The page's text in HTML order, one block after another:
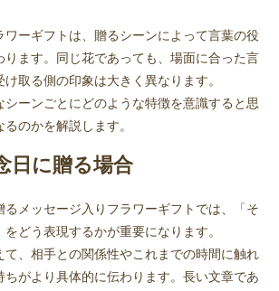
ワーギフトは、贈るシーンによって言葉の役
ります。同じ花であっても、場面に合った言
取る側の印象は大きく異なります。
シーンごとにどのような特徴を意識すると思
のかを解説します。
日に贈る場合
るメッセージ入りフラワーギフトでは、「そ
どう表現するかが重要になります。
て、相手との関係性やこれまでの時間に触れ
ちがより具体的に伝わります。長い文章であ